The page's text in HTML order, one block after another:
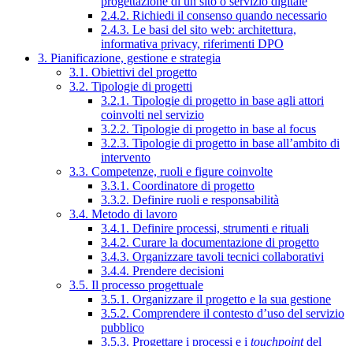
2.4.2. Richiedi il consenso quando necessario
2.4.3. Le basi del sito web: architettura,
informativa privacy, riferimenti DPO
3. Pianificazione, gestione e strategia
3.1. Obiettivi del progetto
3.2. Tipologie di progetti
3.2.1. Tipologie di progetto in base agli attori
coinvolti nel servizio
3.2.2. Tipologie di progetto in base al focus
3.2.3. Tipologie di progetto in base all’ambito di
intervento
3.3. Competenze, ruoli e figure coinvolte
3.3.1. Coordinatore di progetto
3.3.2. Definire ruoli e responsabilità
3.4. Metodo di lavoro
3.4.1. Definire processi, strumenti e rituali
3.4.2. Curare la documentazione di progetto
3.4.3. Organizzare tavoli tecnici collaborativi
3.4.4. Prendere decisioni
3.5. Il processo progettuale
3.5.1. Organizzare il progetto e la sua gestione
3.5.2. Comprendere il contesto d’uso del servizio
pubblico
3.5.3. Progettare i processi e i touchpointdel